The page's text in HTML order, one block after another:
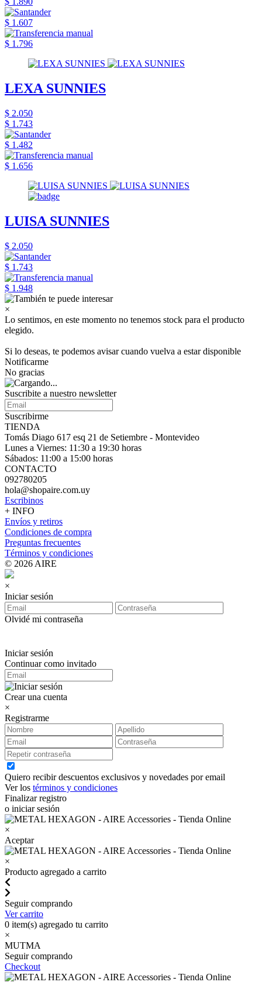
$ 1.607
$ 1.796
LEXA SUNNIES
$ 2.050
$ 1.743
$ 1.482
$ 1.656
LUISA SUNNIES
$ 2.050
$ 1.743
$ 1.948
×
Lo sentimos, en este momento no tenemos stock para el producto
elegido.
Si lo deseas, te podemos avisar cuando vuelva a estar disponible
Notificarme
No gracias
Suscribite a nuestro newsletter
Suscribirme
TIENDA
Tomás Diago 617 esq 21 de Setiembre - Montevideo
Lunes a Viernes: 11:30 a 19:30 horas
Sábados: 11:00 a 15:00 horas
CONTACTO
092780205
hola@shopaire.com.uy
Escribinos
+ INFO
Envíos y retiros
Condiciones de compra
Preguntas frecuentes
Términos y condiciones
© 2026 AIRE
×
Iniciar sesión
Olvidé mi contraseña
Iniciar sesión
Continuar como invitado
Crear una cuenta
×
Registrarme
Quiero recibir descuentos exclusivos y novedades por email
Ver los términos y condiciones
Finalizar registro
o iniciar sesión
×
Aceptar
×
Producto agregado a carrito
Seguir comprando
Ver carrito
0 item(s) agregado tu carrito
×
MUTMA
Seguir comprando
Checkout